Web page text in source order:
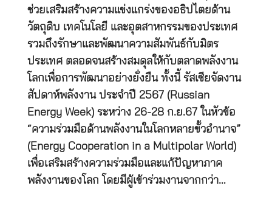
ช่วยเสริมสร้างความแข่งแกร่งของอธิปไตยด้าน
วัตถุดิบ เทคโนโลยี และอุตสาหกรรมของประเทศ
รวมถึงรักษาและพัฒนาความสัมพันธ์กับมิตร
ประเทศ ตลอดจนสร้างสมดุลให้กับตลาดพลังงาน
โลกเพื่อการพัฒนาอย่างยั่งยืน ทั้งนี้ รัสเซียจัดงาน
สัปดาห์พลังงาน ประจำปี 2567 (Russian
Energy Week) ระหว่าง 26-28 ก.ย.67 ในหัวข้อ
“ความร่วมมือด้านพลังงานในโลกหลายขั้วอำนาจ”
(Energy Cooperation in a Multipolar World)
เพื่อเสริมสร้างความร่วมมือและแก้ปัญหาภาค
พลังงานของโลก โดยมีผู้เข้าร่วมงานจากกว่า…